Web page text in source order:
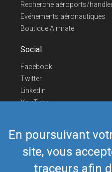
En poursuivant
site, vous
traceurs afin
Recherche aéroports/
Evénements aéronautiques
Boutique Airmate
Social
Facebook
Twitter
Linkedin
YouTube
Nous contacter
Téléphone Europe+352
Téléphone US/Canada418-